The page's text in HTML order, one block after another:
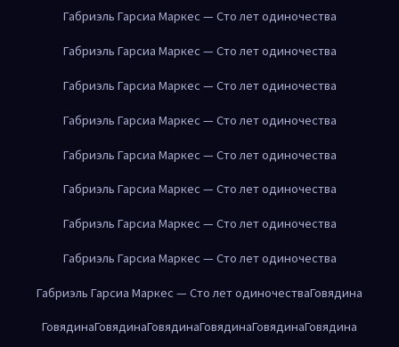
Габриэль Гарсиа Маркес — Сто лет одиночества
Габриэль Гарсиа Маркес — Сто лет одиночества
Габриэль Гарсиа Маркес — Сто лет одиночества
Габриэль Гарсиа Маркес — Сто лет одиночества
Габриэль Гарсиа Маркес — Сто лет одиночества
Габриэль Гарсиа Маркес — Сто лет одиночества
Габриэль Гарсиа Маркес — Сто лет одиночества
Габриэль Гарсиа Маркес — Сто лет одиночества
Габриэль Гарсиа Маркес — Сто лет одиночестваГовядина
ГовядинаГовядинаГовядинаГовядинаГовядинаГовядина